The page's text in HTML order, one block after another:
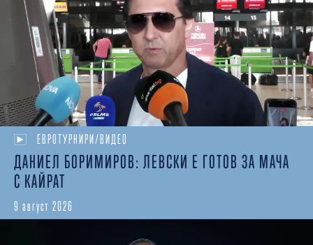
ЕВРОТУРНИРИ/ВИДЕО
ДАНИЕЛ БОРИМИРОВ: ЛЕВСКИ Е ГОТОВ ЗА МАЧА
С КАЙРАТ
9 август 2026